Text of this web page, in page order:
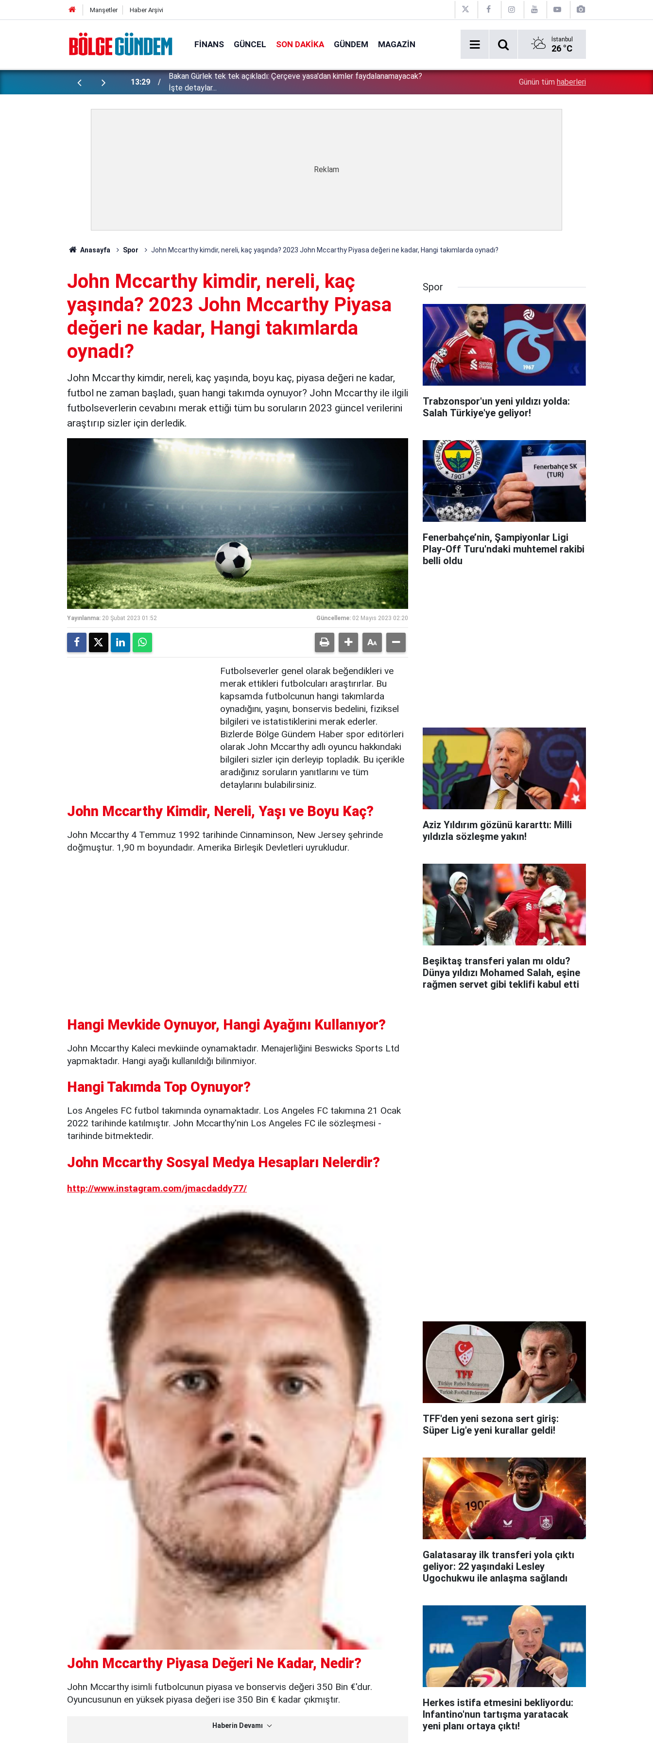
Manşetler Haber Arşivi
FINANS GÜNCEL SON DAKIKA GÜNDEM MAGAZIN İstanbul
26 °C
yapılan gizli planları deşifre etti! 13:29
Bakan Gürlek tek tek açıkladı: Çerçeve yasa'dan kimler faydalanamayacak?
İşte detaylar...
Özgür Özel'e şok! Yüzde 50 ile kazandıkları il, CHP'de
Günün tüm haberleri
Anasayfa Spor John Mccarthy kimdir, nereli, kaç yaşında? 2023 John Mccarthy Piyasa değeri ne kadar, Hangi takımlarda oynadı?
John Mccarthy kimdir, nereli, kaç
yaşında? 2023 John Mccarthy Piyasa
değeri ne kadar, Hangi takımlarda
oynadı?
John Mccarthy kimdir, nereli, kaç yaşında, boyu kaç, piyasa değeri ne kadar,
futbol ne zaman başladı, şuan hangi takımda oynuyor? John Mccarthy ile ilgili
futbolseverlerin cevabını merak ettiği tüm bu soruların 2023 güncel verilerini
araştırıp sizler için derledik.
Yayınlanma: 20 Şubat 2023 01:52 Güncelleme: 02 Mayıs 2023 02:20
Futbolseverler genel olarak beğendikleri ve
merak ettikleri futbolcuları araştırırlar. Bu
kapsamda futbolcunun hangi takımlarda
oynadığını, yaşını, bonservis bedelini, fiziksel
bilgileri ve istatistiklerini merak ederler.
Bizlerde Bölge Gündem Haber spor editörleri
olarak John Mccarthy adlı oyuncu hakkındaki
bilgileri sizler için derleyip topladık. Bu içerikle
aradığınız soruların yanıtlarını ve tüm
detaylarını bulabilirsiniz.
John Mccarthy Kimdir, Nereli, Yaşı ve Boyu Kaç?
John Mccarthy 4 Temmuz 1992 tarihinde Cinnaminson, New Jersey şehrinde
doğmuştur. 1,90 m boyundadır. Amerika Birleşik Devletleri uyrukludur.
Hangi Mevkide Oynuyor, Hangi Ayağını Kullanıyor?
John Mccarthy Kaleci mevkiinde oynamaktadır. Menajerliğini Beswicks Sports Ltd
yapmaktadır. Hangi ayağı kullanıldığı bilinmiyor.
Hangi Takımda Top Oynuyor?
Los Angeles FC futbol takımında oynamaktadır. Los Angeles FC takımına 21 Ocak
2022 tarihinde katılmıştır. John Mccarthy'nin Los Angeles FC ile sözleşmesi -
tarihinde bitmektedir.
John Mccarthy Sosyal Medya Hesapları Nelerdir?
http://www.instagram.com/jmacdaddy77/
John Mccarthy Piyasa Değeri Ne Kadar, Nedir?
John Mccarthy isimli futbolcunun piyasa ve bonservis değeri 350 Bin €'dur.
Oyuncusunun en yüksek piyasa değeri ise 350 Bin € kadar çıkmıştır.
Haberin Devamı
Spor
Trabzonspor'un yeni yıldızı yolda:
Salah Türkiye'ye geliyor!
Fenerbahçe’nin, Şampiyonlar Ligi
Play-Off Turu'ndaki muhtemel rakibi
belli oldu
Aziz Yıldırım gözünü kararttı: Milli
yıldızla sözleşme yakın!
Beşiktaş transferi yalan mı oldu?
Dünya yıldızı Mohamed Salah, eşine
rağmen servet gibi teklifi kabul etti
TFF'den yeni sezona sert giriş:
Süper Lig'e yeni kurallar geldi!
Galatasaray ilk transferi yola çıktı
geliyor: 22 yaşındaki Lesley
Ugochukwu ile anlaşma sağlandı
Herkes istifa etmesini bekliyordu:
Infantino'nun tartışma yaratacak
yeni planı ortaya çıktı!